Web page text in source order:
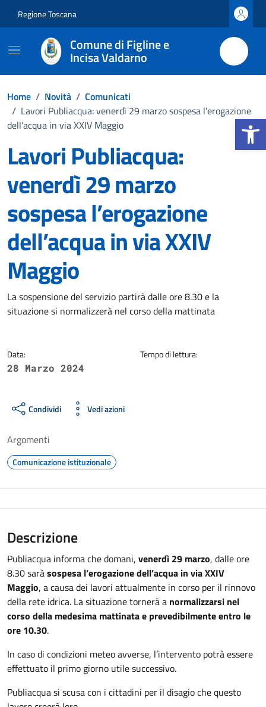
Apri la
Regione Toscana
Comune di Figline e
Incisa Valdarno
Home / Novità / Comunicati
/ Lavori Publiacqua: venerdì 29 marzo sospesa l’erogazione
dell’acqua in via XXIV Maggio
Lavori Publiacqua:
venerdì 29 marzo
sospesa l’erogazione
dell’acqua in via XXIV
Maggio
Dettagli della notizia
La sospensione del servizio partirà dalle ore 8.30 e la
situazione si normalizzerà nel corso della mattinata
Data:
28 Marzo 2024
Tempo di lettura:
Condividi Vedi azioni
Argomenti
Comunicazione istituzionale
Descrizione
Publiacqua informa che domani, venerdì 29 marzo, dalle ore
8.30 saràsospesa l’erogazione dell’acqua in via XXIV
Maggio, a causa dei lavori attualmente in corso per il rinnovo
della rete idrica. La situazione tornerà a normalizzarsi nel
corso della medesima mattinata e prevedibilmente entro le
ore 10.30.
In caso di condizioni meteo avverse, l’intervento potrà essere
effettuato il primo giorno utile successivo.
Publiacqua si scusa con i cittadini per il disagio che questo